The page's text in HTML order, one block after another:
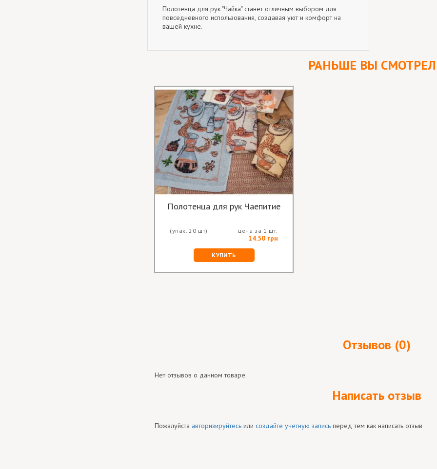
Полотенца для рук "Чайка" станет отличным выбором для
повседневного использования, создавая уют и комфорт на
вашей кухне.
РАНЬШЕ ВЫ
Полотенца для рук Чаепитие
(упак. 20 шт) цена за 1 шт.
14.50 грн
КУПИТЬ
Отзывов (0)
Нет отзывов о данном товаре.
Написать отзыв
Пожалуйста авторизируйтесь или создайте учетную запись перед тем как написать отзыв